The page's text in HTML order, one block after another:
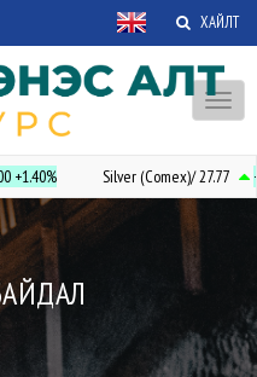
ХАЙЛТ
+1.40% Silver (Comex)/ 27.77